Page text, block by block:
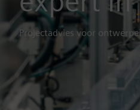
Projectadvies voor